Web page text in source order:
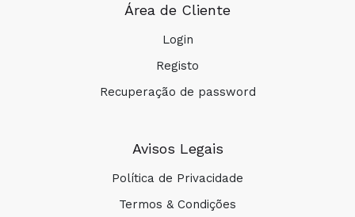
COMPRAR
Área de Cliente
Login
Registo
Recuperação de password
Avisos Legais
Política de Privacidade
Termos & Condições